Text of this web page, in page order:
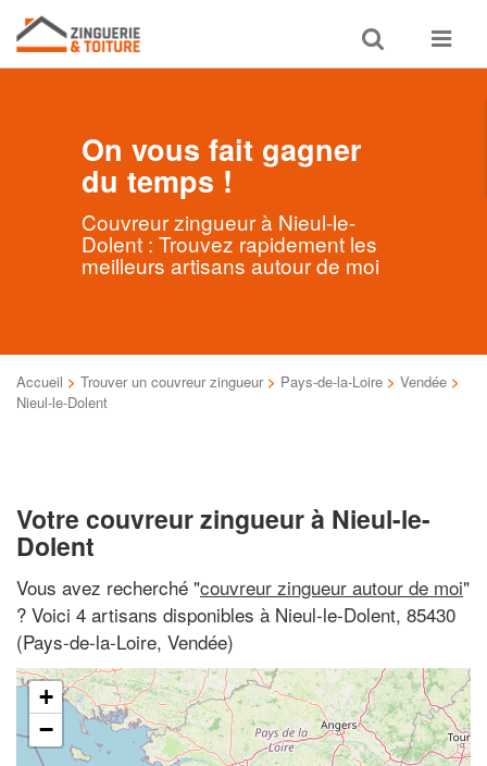
Toggle
search
Toggle
On vous fait gagner
du temps !
Couvreur zingueur à Nieul-le-
Dolent : Trouvez rapidement les
meilleurs artisans autour de moi
Accueil > Trouver un couvreur zingueur > Pays-de-la-Loire > Vendée >
Nieul-le-Dolent
Votre couvreur zingueur à Nieul-le-
Dolent
Vous avez recherché "couvreur zingueur autour de moi"
? Voici 4 artisans disponibles à Nieul-le-Dolent, 85430
(Pays-de-la-Loire, Vendée)
+
−